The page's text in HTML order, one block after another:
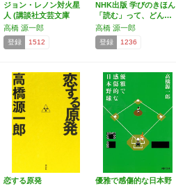
ジョン・レノン対火星
人 (講談社文芸文庫
た…
高橋 源一郎
登録 1512
NHK出版 学びのきほん
「読む」って、どん…
高橋 源一郎
登録 1236
恋する原発
優雅で感傷的な日本野